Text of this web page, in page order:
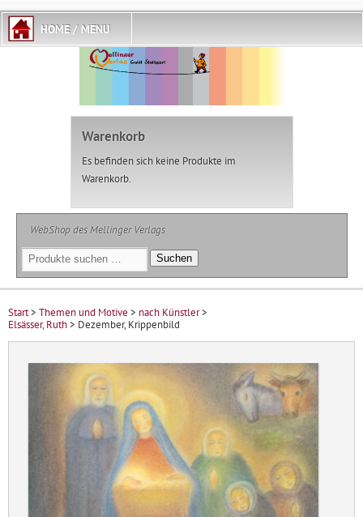
Warenkorb
Es befinden sich keine Produkte im
Warenkorb.
WebShop des Mellinger Verlags
Suchen
nach:
Suchen
Start> Themen und Motive > nach Künstler>
Elsässer, Ruth> Dezember, Krippenbild